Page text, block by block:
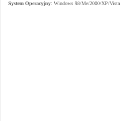
System Operacyjny: Windows 98/Me/2000/XP/Vista